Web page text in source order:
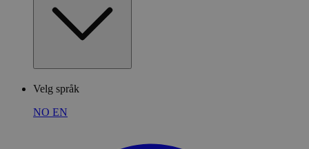
Velg språk
NO EN